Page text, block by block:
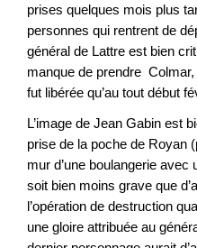
prises quelques mois plus
personnes qui rentrent de
général de Lattre est bien
manque de prendre
fut libérée qu’au tout début
L’image de Jean Gabin est
prise de la poche de Royan
mur d’une boulangerie avec
soit bien moins grave que
l’opération de destruction
une gloire attribuée au